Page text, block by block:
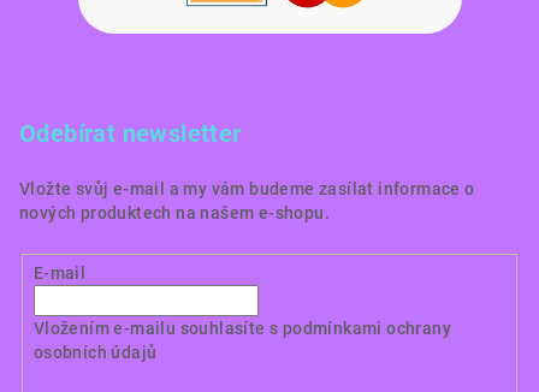
Odebírat newsletter
Vložte svůj e-mail a my vám budeme zasílat informace o
nových produktech na našem e-shopu.
E-mail
Vložením e-mailu souhlasíte s podmínkami ochrany
osobních údajů